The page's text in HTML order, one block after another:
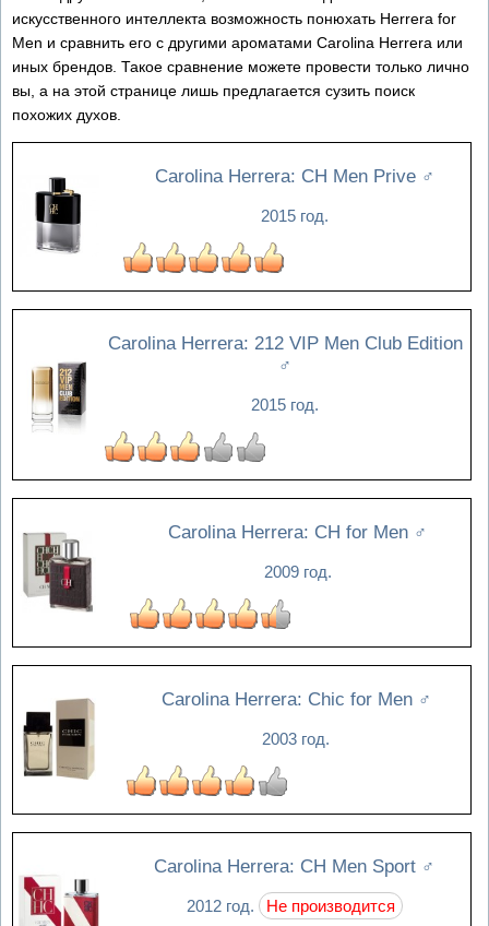
искусственного интеллекта возможность понюхать Herrera for
Men и сравнить его с другими ароматами Carolina Herrera или
иных брендов. Такое сравнение можете провести только лично
вы, а на этой странице лишь предлагается сузить поиск
похожих духов.
Carolina Herrera: CH Men Prive ♂
2015 год.
Carolina Herrera: 212 VIP Men Club Edition
♂
2015 год.
Carolina Herrera: CH for Men ♂
2009 год.
Carolina Herrera: Chic for Men ♂
2003 год.
Carolina Herrera: CH Men Sport ♂
2012 год. Не производится